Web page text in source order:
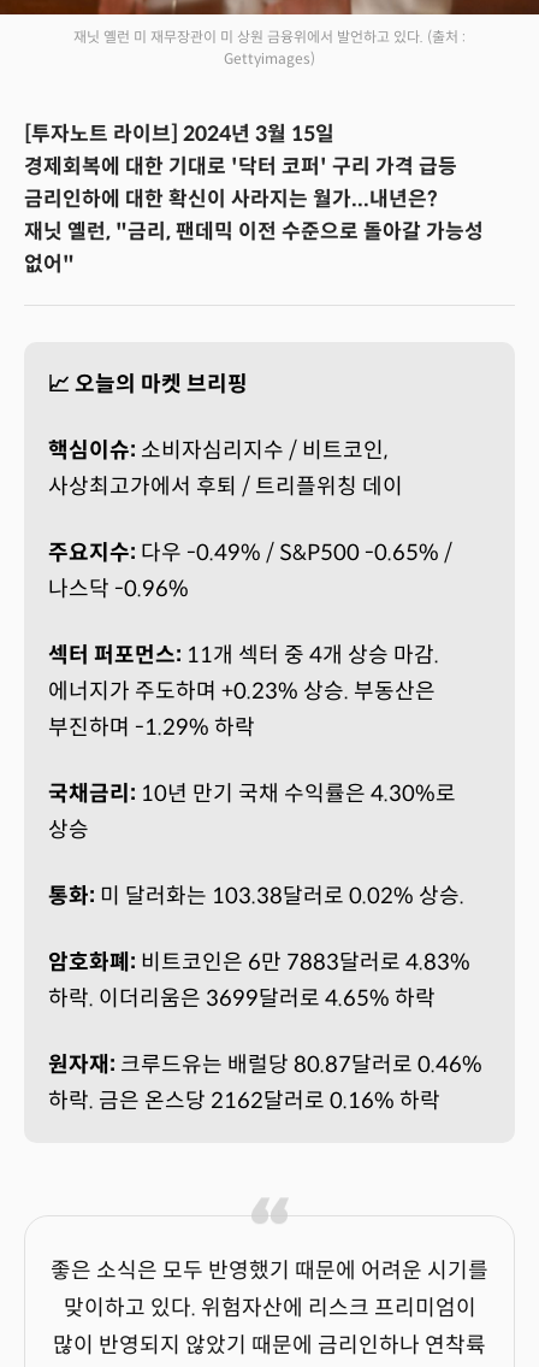
재닛 옐런 미 재무장관이 미 상원 금융위에서 발언하고 있다. (출처 :
Gettyimages)
[투자노트 라이브] 2024년 3월 15일
경제회복에 대한 기대로 '닥터 코퍼' 구리 가격 급등
금리인하에 대한 확신이 사라지는 월가...내년은?
재닛 옐런, "금리, 팬데믹 이전 수준으로 돌아갈 가능성
없어"
📈 오늘의 마켓 브리핑
핵심이슈: 소비자심리지수 / 비트코인,
사상최고가에서 후퇴 / 트리플위칭 데이
주요지수: 다우 -0.49% / S&P500 -0.65% /
나스닥 -0.96%
섹터 퍼포먼스: 11개 섹터 중 4개 상승 마감.
에너지가 주도하며 +0.23% 상승. 부동산은
부진하며 -1.29% 하락
국채금리: 10년 만기 국채 수익률은 4.30%로
상승
통화: 미 달러화는 103.38달러로 0.02% 상승.
암호화폐: 비트코인은 6만 7883달러로 4.83%
하락. 이더리움은 3699달러로 4.65% 하락
원자재: 크루드유는 배럴당 80.87달러로 0.46%
하락. 금은 온스당 2162달러로 0.16% 하락
좋은 소식은 모두 반영했기 때문에 어려운 시기를
맞이하고 있다. 위험자산에 리스크 프리미엄이
많이 반영되지 않았기 때문에 금리인하나 연착륙